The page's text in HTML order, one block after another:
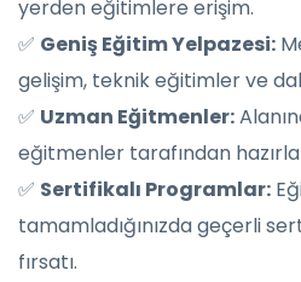
yerden eğitimlere erişim.
✅ Geniş Eğitim Yelpazesi:
gelişim, teknik eğitimler ve
✅ Uzman Eğitmenler:
eğitmenler tarafından
✅ Sertifikalı Programlar:
tamamladığınızda geçerli
fırsatı.